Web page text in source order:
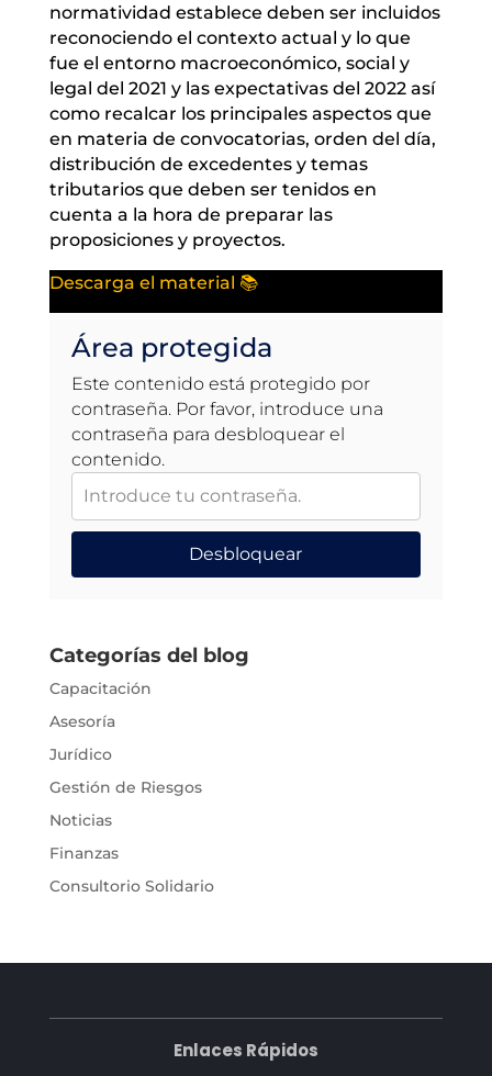
normatividad establece deben ser incluidos
reconociendo el contexto actual y lo que
fue el entorno macroeconómico, social y
legal del 2021 y las expectativas del 2022 así
como recalcar los principales aspectos que
en materia de convocatorias, orden del día,
distribución de excedentes y temas
tributarios que deben ser tenidos en
cuenta a la hora de preparar las
proposiciones y proyectos.
Descarga el material 📚
Área protegida
Este contenido está protegido por
contraseña. Por favor, introduce una
contraseña para desbloquear el
contenido.
Desbloquear
Categorías del blog
Capacitación
Asesoría
Jurídico
Gestión de Riesgos
Noticias
Finanzas
Consultorio Solidario
Enlaces Rápidos